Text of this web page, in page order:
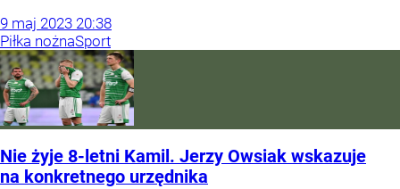
9 maj 2023 20:38
Piłka nożnaSport
Nie żyje 8-letni Kamil. Jerzy Owsiak wskazuje
na konkretnego urzędnika